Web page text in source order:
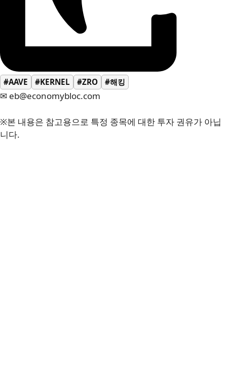
#AAVE #KERNEL #ZRO #해킹
✉ eb@economybloc.com
※본 내용은 참고용으로 특정 종목에 대한 투자 권유가 아닙
니다.